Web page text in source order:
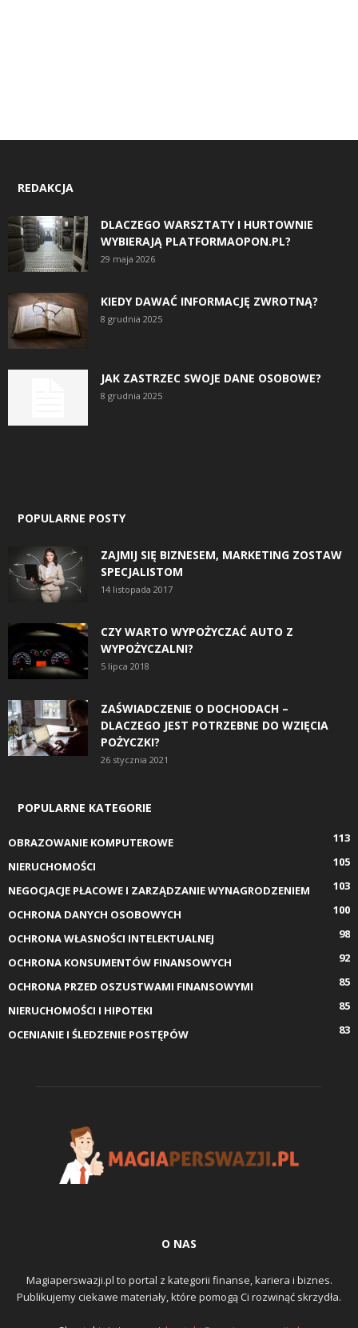
REDAKCJA
DLACZEGO WARSZTATY I HURTOWNIE
WYBIERAJĄ PLATFORMAOPON.PL?
29 maja 2026
KIEDY DAWAĆ INFORMACJĘ ZWROTNĄ?
8 grudnia 2025
JAK ZASTRZEC SWOJE DANE OSOBOWE?
8 grudnia 2025
POPULARNE POSTY
ZAJMIJ SIĘ BIZNESEM, MARKETING ZOSTAW
SPECJALISTOM
14 listopada 2017
CZY WARTO WYPOŻYCZAĆ AUTO Z
WYPOŻYCZALNI?
5 lipca 2018
ZAŚWIADCZENIE O DOCHODACH –
DLACZEGO JEST POTRZEBNE DO WZIĘCIA
POŻYCZKI?
26 stycznia 2021
POPULARNE KATEGORIE
OBRAZOWANIE KOMPUTEROWE
113
NIERUCHOMOŚCI
105
NEGOCJACJE PŁACOWE I ZARZĄDZANIE WYNAGRODZENIEM
103
OCHRONA DANYCH OSOBOWYCH
100
OCHRONA WŁASNOŚCI INTELEKTUALNEJ
98
OCHRONA KONSUMENTÓW FINANSOWYCH
92
OCHRONA PRZED OSZUSTWAMI FINANSOWYMI
85
NIERUCHOMOŚCI I HIPOTEKI
85
OCENIANIE I ŚLEDZENIE POSTĘPÓW
83
O NAS
Magiaperswazji.pl to portal z kategorii finanse, kariera i biznes.
Publikujemy ciekawe materiały, które pomogą Ci rozwinąć skrzydła.